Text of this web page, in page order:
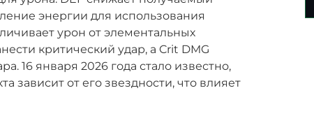
энергии для использования
урон от элементальных
критический удар, а Crit DMG
16 января 2026 года стало известно,
зависит от его звездности, что влияет